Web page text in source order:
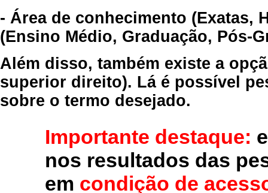
- Área de conhecimento (Exatas,
(Ensino Médio, Graduação, Pós-
Além disso, também existe a
superior direito). Lá é possível
sobre o termo desejado.
Importante destaque:
nos resultados das
em condição de